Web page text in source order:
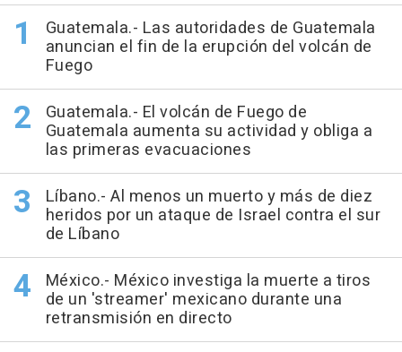
Guatemala.- Las autoridades de Guatemala
anuncian el fin de la erupción del volcán de
Fuego
Guatemala.- El volcán de Fuego de
Guatemala aumenta su actividad y obliga a
las primeras evacuaciones
Líbano.- Al menos un muerto y más de diez
heridos por un ataque de Israel contra el sur
de Líbano
México.- México investiga la muerte a tiros
de un 'streamer' mexicano durante una
retransmisión en directo